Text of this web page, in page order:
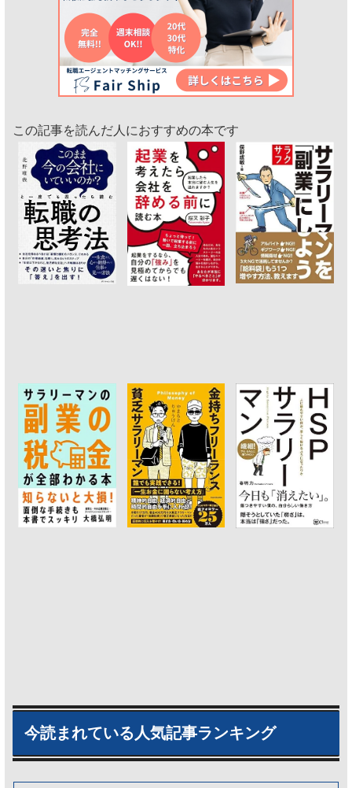
この記事を読んだ人におすすめの本です
今読まれている人気記事ランキング